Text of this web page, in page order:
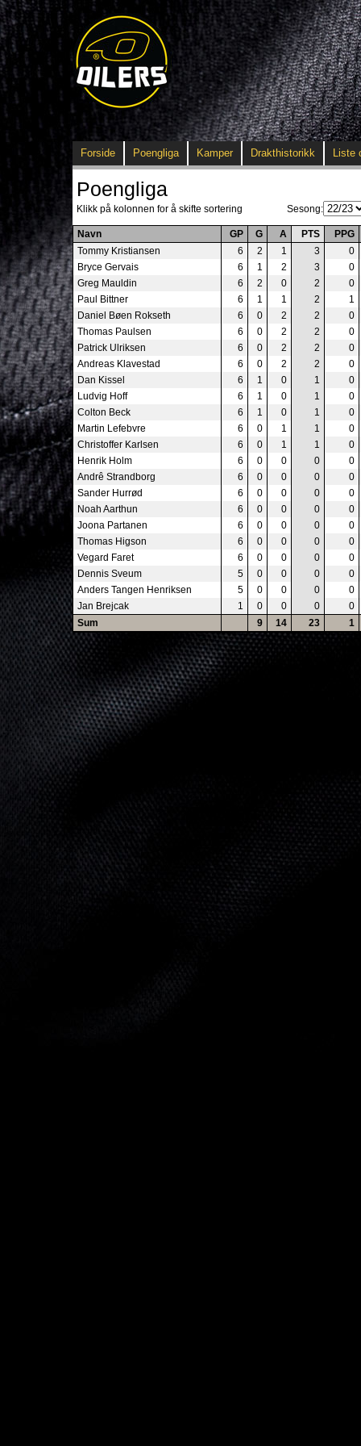
Forside Poengliga Kamper Drakthistorikk Liste
Poengliga
Klikk på kolonnen for å skifte sortering Sesong:
Navn GP G A PTS
PPG
Tommy Kristiansen
6 2 1 3
0
Bryce Gervais
6 1 2 3
0
Greg Mauldin
6 2 0 2
0
Paul Bittner
6 1 1 2
1
Daniel Bøen Rokseth
6 0 2 2
0
Thomas Paulsen
6 0 2 2
0
Patrick Ulriksen
6 0 2 2
0
Andreas Klavestad
6 0 2 2
0
Dan Kissel
6 1 0 1
0
Ludvig Hoff
6 1 0 1
0
Colton Beck
6 1 0 1
0
Martin Lefebvre
6 0 1 1
0
Christoffer Karlsen
6 0 1 1
0
Henrik Holm
6 0 0 0
0
Andrê Strandborg
6 0 0 0
0
Sander Hurrød
6 0 0 0
0
Noah Aarthun
6 0 0 0
0
Joona Partanen
6 0 0 0
0
Thomas Higson
6 0 0 0
0
Vegard Faret
6 0 0 0
0
Dennis Sveum
5 0 0 0
0
Anders Tangen Henriksen
5 0 0 0
0
Jan Brejcak
1 0 0 0
0
Sum
9 14 23 1